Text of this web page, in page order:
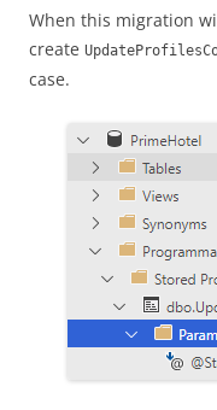
When this migration
create
case.